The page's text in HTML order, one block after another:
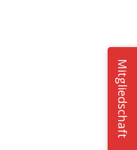
Mitgliedschaft